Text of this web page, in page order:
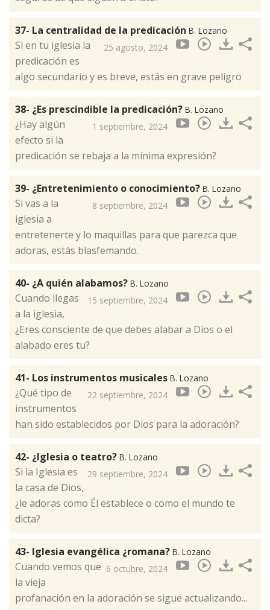
37- La centralidad de la predicación B. Lozano
25 agosto, 2024
Si en tu iglesia la
predicación es
algo secundario y es breve, estás en grave peligro
38- ¿Es prescindible la predicación? B. Lozano
1 septiembre, 2024
¿Hay algún
efecto si la
predicación se rebaja a la mínima expresión?
39- ¿Entretenimiento o conocimiento? B. Lozano
8 septiembre, 2024
Si vas a la
iglesia a
entretenerte y lo maquillas para que parezca que
adoras, estás blasfemando.
40- ¿A quién alabamos? B. Lozano
15 septiembre, 2024
Cuando llegas
a la iglesia,
¿Eres consciente de que debes alabar a Dios o el
alabado eres tu?
41- Los instrumentos musicales B. Lozano
22 septiembre, 2024
¿Qué tipo de
instrumentos
han sido establecidos por Dios para la adoración?
42- ¿Iglesia o teatro? B. Lozano
29 septiembre, 2024
Si la Iglesia es
la casa de Dios,
¿le adoras como Él establece o como el mundo te
dicta?
43- Iglesia evangélica ¿romana? B. Lozano
6 octubre, 2024
Cuando vemos que
la vieja
profanación en la adoración se sigue actualizando...